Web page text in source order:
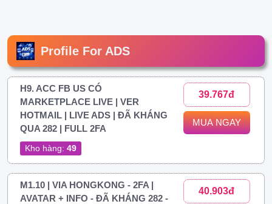
Profile For ADS
H9. ACC FB US CÓ
MARKETPLACE LIVE | VER
HOTMAIL | LIVE ADS | ĐÃ KHÁNG
QUA 282 | FULL 2FA
Kho hàng: 49
39.767đ
MUA NGAY
M1.10 | VIA HONGKONG - 2FA |
AVATAR + INFO - ĐÃ KHÁNG 282 -
40.903đ